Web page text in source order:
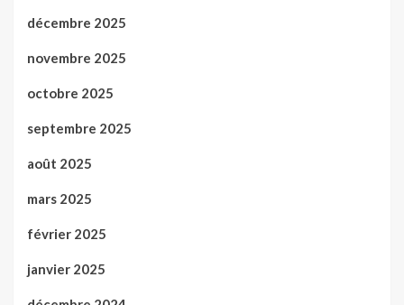
décembre 2025
novembre 2025
octobre 2025
septembre 2025
août 2025
mars 2025
février 2025
janvier 2025